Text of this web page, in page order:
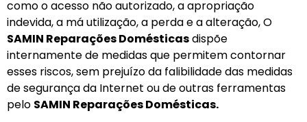
como o acesso não autorizado, a apropriação
indevida, a má utilização, a perda e a alteração, O
SAMIN Reparações Domésticasdispõe
internamente de medidas que permitem contornar
esses riscos, sem prejuízo da falibilidade das medidas
de segurança da Internet ou de outras ferramentas
pelo SAMIN Reparações Domésticas.